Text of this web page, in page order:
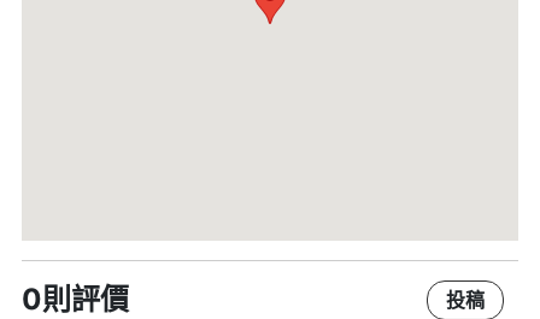
0則評價 投稿